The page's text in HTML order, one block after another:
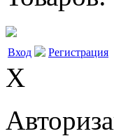
Вход Регистрация
X